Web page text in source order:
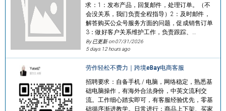
求：1：发布产品，回复邮件，处理订单。（不
会没关系，我们负责全程指导）2：及时邮件，
解答购买公众号服务方面的问题，促成销售订单
3：做好客户关系维护工作，负责跟踪、…
By 已更新 on07/31/2026
5 days 12 hours ago
劳作轻松不费力｜跨境eBay电商客服
招聘要求：自备手机 / 电脑，网络稳定，熟悉基
础电脑操作，有海外合法身份，中英文流利交
流。工作细心踏实即可，有客服经验优先，零基
础循序渐进教学。日常进行：商品上下架、买家